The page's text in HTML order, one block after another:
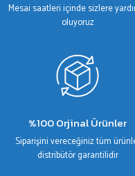
Mesai saatleri içinde sizlere
oluyoruz
%100 Orjinal Ürünler
Siparişini vereceğiniz tüm
distribütör garantilidir